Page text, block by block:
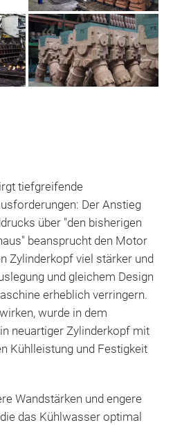
tiefgreifende
Der Anstieg
über "den bisherigen
beansprucht den Motor
Zylinderkopf viel stärker und
und gleichem Design
erheblich verringern.
wurde in dem
neuartiger Zylinderkopf mit
Kühlleistung und Festigkeit
Wandstärken und engere
das Kühlwasser optimal